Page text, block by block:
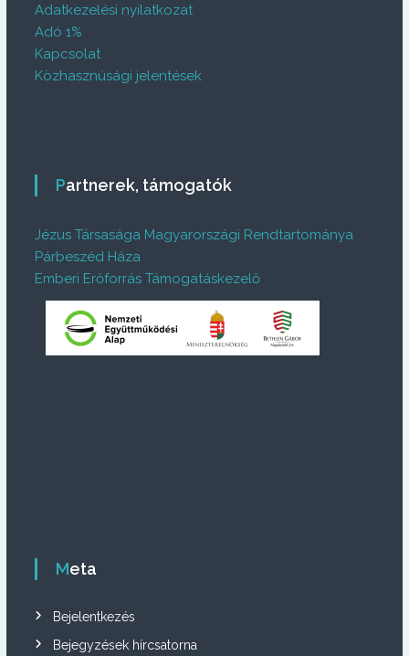
Adatkezelési nyilatkozat
Adó 1%
Kapcsolat
Közhasznúsági jelentések
Partnerek, támogatók
Jézus Társasága Magyarországi Rendtartománya
Párbeszéd Háza
Emberi Erőforrás Támogatáskezelő
Meta
Bejelentkezés
Bejegyzések hírcsatorna